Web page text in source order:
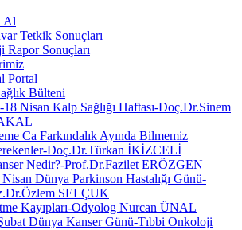
Al
Tetkik Sonuçları
Rapor Sonuçları
Portal
Bülteni
18 Nisan Kalp Sağlığı Haftası-Doç.Dr.Sinem
Ca Farkındalık Ayında Bilmemiz
Doç.Dr.Türkan İKİZCELİ
Nedir?-Prof.Dr.Fazilet ERÖZGEN
Nisan Dünya Parkinson Hastalığı Günü-
SELÇUK
Kayıpları-Odyolog Nurcan ÜNAL
Dünya Kanser Günü-Tıbbi Onkoloji